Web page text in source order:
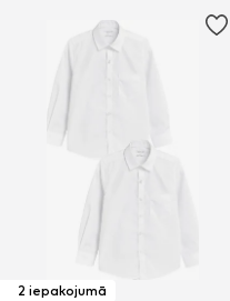
2 iepakojumā